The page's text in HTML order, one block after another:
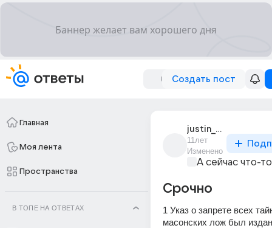
Создать пост
Главная
Моя лента
Пространства
В ТОПЕ НА ОТВЕТАХ
justin_bizzle
11лет
Изменено
А сейчас что-
Срочно
1 Указ о запрете всех
масонских лож был